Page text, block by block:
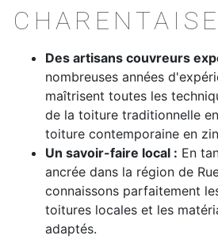
Des artisans couvreurs
nombreuses années
maîtrisent toutes les
de la toiture traditionnelle
toiture contemporaine en
Un savoir-faire local : En
ancrée dans la région de
connaissons parfaitement
toitures locales et les
adaptés.